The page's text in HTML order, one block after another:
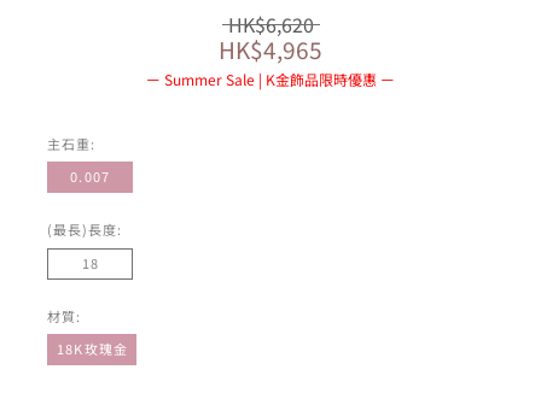
HK$6,620
HK$4,965
Summer Sale | K金飾品限時優惠
主石重:
0.007
(最長)長度:
18
材質:
18K玫瑰金